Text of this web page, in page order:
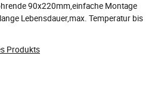
90x220mm,einfache Montage
Lebensdauer,max. Temperatur bis
Produkts